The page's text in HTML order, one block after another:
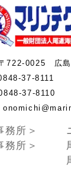
722-0025 広島
37-8111
37-8110
＞
務所＞
務所＞